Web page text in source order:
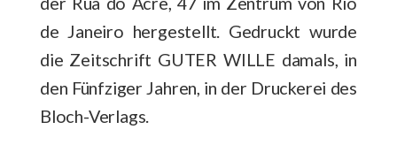
de Janeiro hergestellt. Gedruckt wurde
die Zeitschrift GUTER WILLE damals, in
den Fünfziger Jahren, in der Druckerei des
Bloch-Verlags.